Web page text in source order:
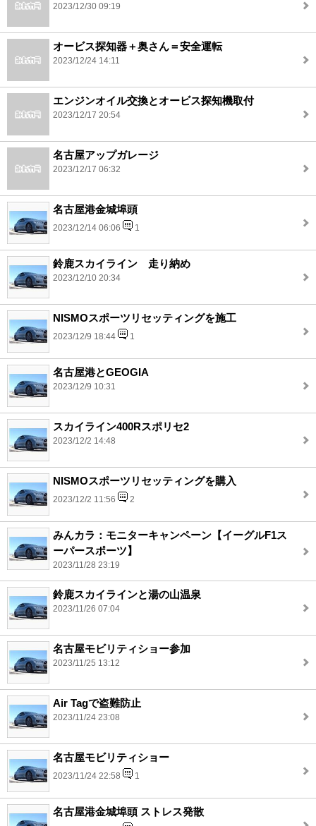
2023/12/30 09:19
オービス探知器＋奥さん＝安全運転
2023/12/24 14:11
エンジンオイル交換とオービス探知機取付
2023/12/17 20:54
名古屋アップガレージ
2023/12/17 06:32
名古屋港金城埠頭
2023/12/14 06:06 1
鈴鹿スカイライン 走り納め
2023/12/10 20:34
NISMOスポーツリセッティングを施工
2023/12/9 18:44 1
名古屋港とGEOGIA
2023/12/9 10:31
スカイライン400Rスポリセ2
2023/12/2 14:48
NISMOスポーツリセッティングを購入
2023/12/2 11:56 2
みんカラ：モニターキャンペーン【イーグルF1ス
ーパースポーツ】
2023/11/28 23:19
鈴鹿スカイラインと湯の山温泉
2023/11/26 07:04
名古屋モビリティショー参加
2023/11/25 13:12
Air Tagで盗難防止
2023/11/24 23:08
名古屋モビリティショー
2023/11/24 22:58 1
名古屋港金城埠頭 ストレス発散